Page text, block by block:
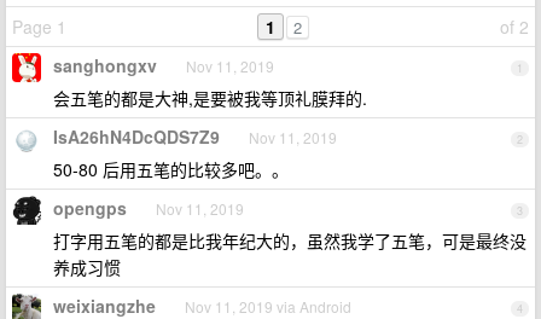
Page 1
of 2
1 2
1
sanghongxv Nov 11, 2019
会五笔的都是大神,是要被我等顶礼膜拜的.
2
IsA26hN4DcQDS7Z9 Nov 11, 2019
50-80 后用五笔的比较多吧。。
3
opengps Nov 11, 2019
打字用五笔的都是比我年纪大的，虽然我学了五笔，可是最终没
养成习惯
4
weixiangzhe Nov 11, 2019 via Android